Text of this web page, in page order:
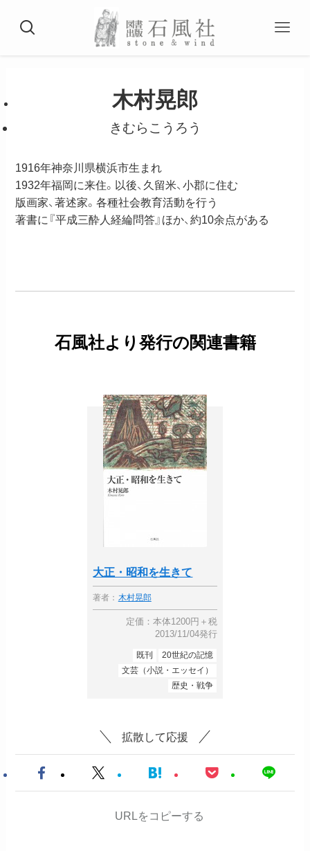
木村晃郎
きむらこうろう
1916年神奈川県横浜市生まれ
1932年福岡に来住。以後、久留米、小郡に住む
版画家、著述家。各種社会教育活動を行う
著書に『平成三酔人経綸問答』ほか、約10余点がある
石風社より発行の関連書籍
大正・昭和を生きて
著者： 木村晃郎
定価：本体1200円＋税
2013/11/04発行
既刊
20世紀の記憶
文芸（小説・エッセイ）
歴史・戦争
拡散して応援
URLをコピーする